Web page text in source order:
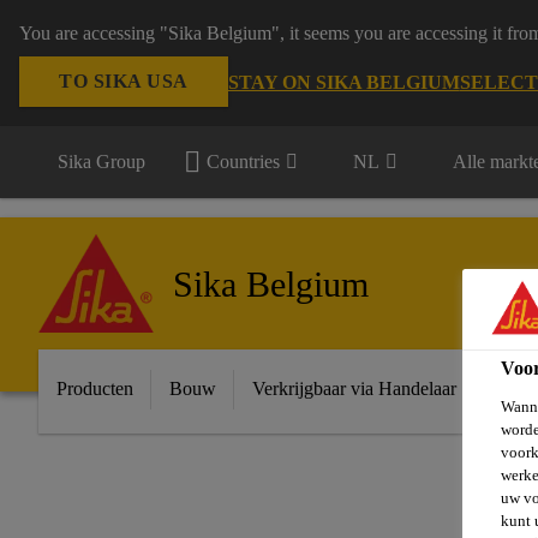
You are accessing "Sika Belgium", it seems you are accessing it
TO SIKA USA STAY ON SIKA BELGIUM
Sika Group Countries NL Alle
Sika Belgium
Producten Bouw Verkrijgbaar via Handelaar
uw
kunt